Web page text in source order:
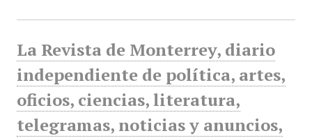
La Revista de Monterrey, diario
independiente de política, artes,
oficios, ciencias, literatura,
telegramas, noticias y anuncios,